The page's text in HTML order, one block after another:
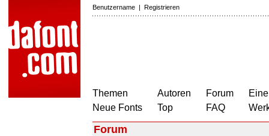
Benutzername | Registrieren
Themen
Neue Fonts
Autoren
Top
Forum
FAQ
Forum